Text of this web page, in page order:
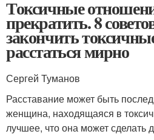
Токсичные
прекратить. 8
закончить
расстаться мирно
Сергей Туманов
Расставание может быть
женщина, находящаяся в
лучшее, что она может сделать